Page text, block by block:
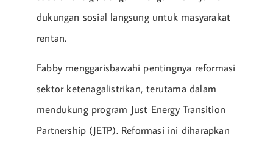
dukungan sosial langsung untuk masyarakat
rentan.
Fabby menggarisbawahi pentingnya reformasi
sektor ketenagalistrikan, terutama dalam
mendukung program Just Energy Transition
Partnership (JETP). Reformasi ini diharapkan